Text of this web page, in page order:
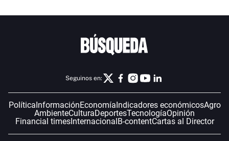
Seguinos en:
PolíticaInformaciónEconomíaIndicadores económicosAgro
AmbienteCulturaDeportesTecnologíaOpinión
Financial timesInternacionalB-contentCartas al Director